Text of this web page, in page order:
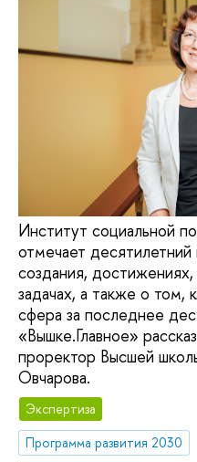
Институт социальной
отмечает
создания,
задачах, а также о том,
сфера за последнее
«Вышке.Главное»
проректор Высшей
Овчарова.
Экспертиза
Программа развития 2030